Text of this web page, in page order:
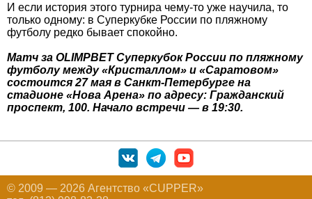
И если история этого турнира чему-то уже научила, то
только одному: в Суперкубке России по пляжному
футболу редко бывает спокойно.
Матч за OLIMPBET Суперкубок России по пляжному
футболу между «Кристаллом» и «Саратовом»
состоится 27 мая в Санкт-Петербурге на
стадионе «Нова Арена» по адресу: Гражданский
проспект, 100. Начало встречи — в 19:30.
© 2009 — 2026 Агентство «CUPPER»